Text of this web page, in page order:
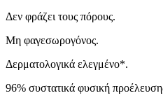
Δεν φράζει τους πόρους.
Μη φαγεσωρογόνος.
Δερματολογικά ελεγμένο*.
96% συστατικά φυσική